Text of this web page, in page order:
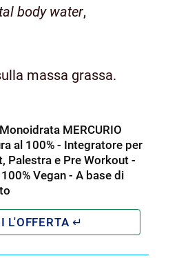
body water,
massa grassa.
MERCURIO
al 100% - Integratore per
Palestra e Pre Workout -
Vegan - A base di